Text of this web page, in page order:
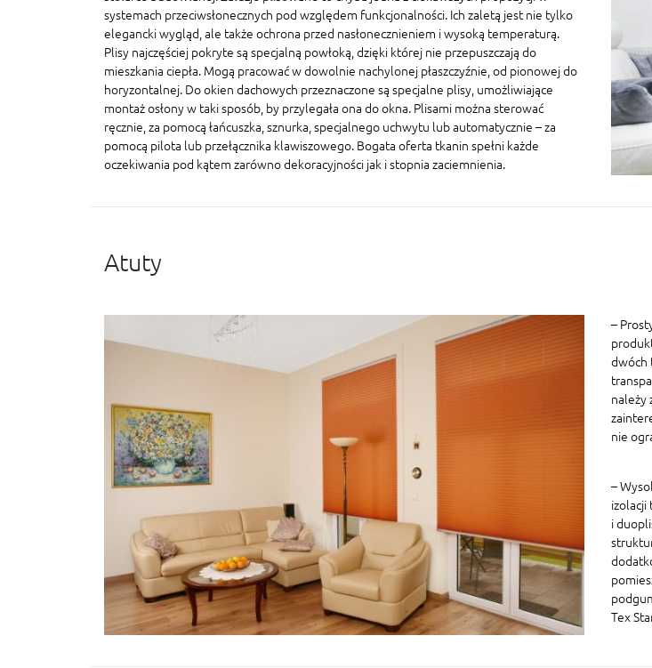
systemach przeciwsłonecznych pod względem funkcjonalności. Ich zaletą jest nie tylko
elegancki wygląd, ale także ochrona przed nasłonecznieniem i wysoką temperaturą.
Plisy najczęściej pokryte są specjalną powłoką, dzięki której nie przepuszczają do
mieszkania ciepła. Mogą pracować w dowolnie nachylonej płaszczyźnie, od pionowej do
horyzontalnej. Do okien dachowych przeznaczone są specjalne plisy, umożliwiające
montaż osłony w taki sposób, by przylegała ona do okna. Plisami można sterować
ręcznie, za pomocą łańcuszka, sznurka, specjalnego uchwytu lub automatycznie – za
pomocą pilota lub przełącznika klawiszowego. Bogata oferta tkanin spełni każde
oczekiwania pod kątem zarówno dekoracyjności jak i stopnia zaciemnienia.
Atuty
–
dwóch
należy
nie
–
izolacji
i
Tex